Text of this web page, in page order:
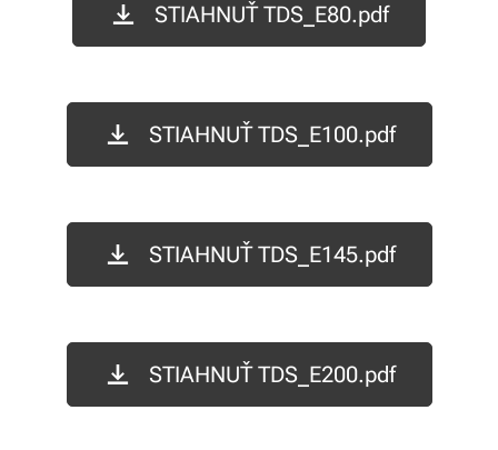
STIAHNUŤ TDS_E80.pdf
STIAHNUŤ TDS_E100.pdf
STIAHNUŤ TDS_E145.pdf
STIAHNUŤ TDS_E200.pdf